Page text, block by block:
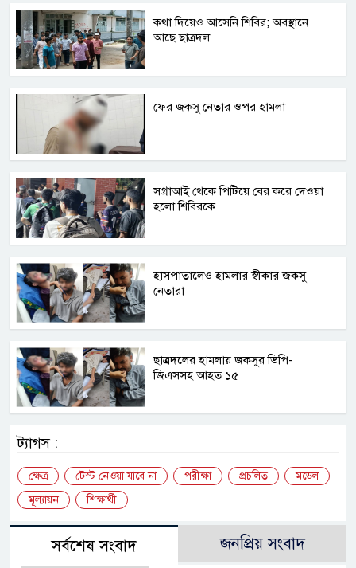
কথা দিয়েও আসেনি শিবির; অবস্থানে
আছে ছাত্রদল
ফের জকসু নেতার ওপর হামলা
সগ্রাআই থেকে পিটিয়ে বের করে দেওয়া
হলো শিবিরকে
হাসপাতালেও হামলার স্বীকার জকসু
নেতারা
ছাত্রদলের হামলায় জকসুর ভিপি-
জিএসসহ আহত ১৫
ট্যাগস :
ক্ষেত্র টেস্ট নেওয়া যাবে না পরীক্ষা প্রচলিত
মডেল
মূল্যায়ন
শিক্ষার্থী
সর্বশেষ সংবাদ জনপ্রিয় সংবাদ